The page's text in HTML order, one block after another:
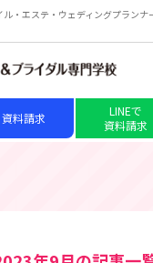
・エステ・ウェディングプランナ
資料請求
LINEで
資料請求